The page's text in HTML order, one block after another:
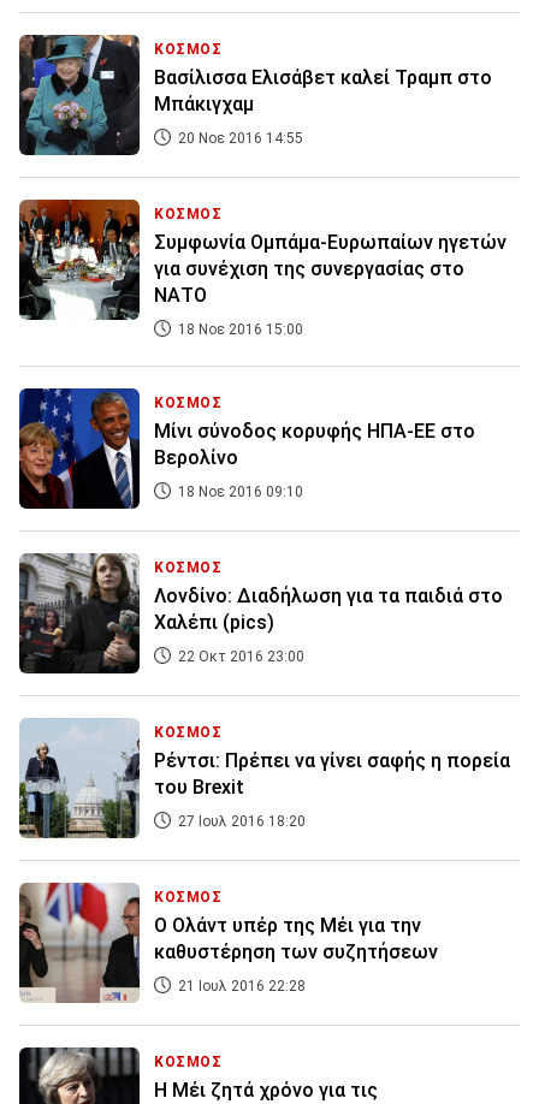
ΚΟΣΜΟΣ
Βασίλισσα Ελισάβετ καλεί Τραμπ στο
Μπάκιγχαμ
20 Νοε 2016 14:55
ΚΟΣΜΟΣ
Συμφωνία Ομπάμα-Ευρωπαίων ηγετών
για συνέχιση της συνεργασίας στο
ΝΑΤΟ
18 Νοε 2016 15:00
ΚΟΣΜΟΣ
Μίνι σύνοδος κορυφής ΗΠΑ-ΕΕ στο
Βερολίνο
18 Νοε 2016 09:10
ΚΟΣΜΟΣ
Λονδίνο: Διαδήλωση για τα παιδιά στο
Χαλέπι (pics)
22 Οκτ 2016 23:00
ΚΟΣΜΟΣ
Ρέντσι: Πρέπει να γίνει σαφής η πορεία
του Brexit
27 Ιουλ 2016 18:20
ΚΟΣΜΟΣ
Ο Ολάντ υπέρ της Μέι για την
καθυστέρηση των συζητήσεων
21 Ιουλ 2016 22:28
ΚΟΣΜΟΣ
Η Μέι ζητά χρόνο για τις